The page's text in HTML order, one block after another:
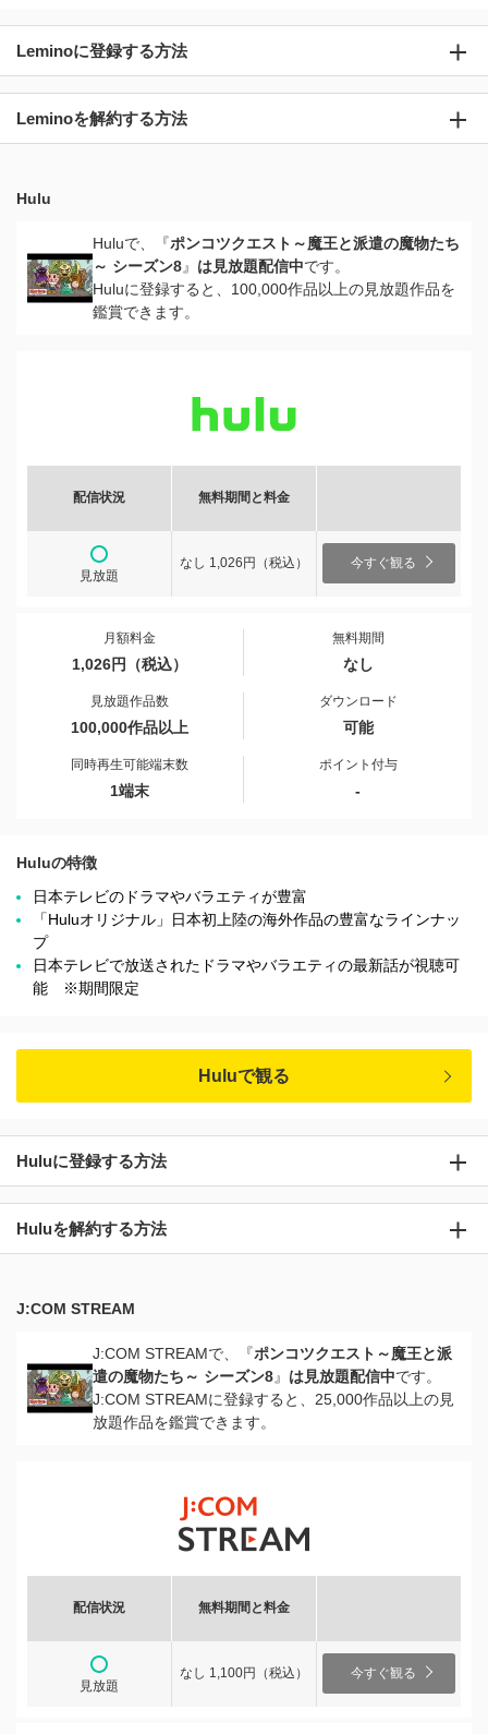
Leminoに登録する方法
Leminoを解約する方法
Hulu
Huluで、『ポンコツクエスト～魔王と派遣の魔物たち
～ シーズン8』 は見放題配信中です。
Huluに登録すると、100,000作品以上の見放題作品を
鑑賞できます。
配信状況 無料期間と料金
見放題
なし 1,026円（税込） 今すぐ観る
月額料金
1,026円（税込）
無料期間
なし
見放題作品数
100,000作品以上
ダウンロード
可能
同時再生可能端末数
1端末
ポイント付与
-
Huluの特徴
日本テレビのドラマやバラエティが豊富
「Huluオリジナル」日本初上陸の海外作品の豊富なラインナッ
プ
日本テレビで放送されたドラマやバラエティの最新話が視聴可
能 ※期間限定
Huluで観る
Huluに登録する方法
Huluを解約する方法
J:COM STREAM
J:COM STREAMで、『ポンコツクエスト～魔王と派
遣の魔物たち～ シーズン8』 は見放題配信中です。
J:COM STREAMに登録すると、25,000作品以上の見
放題作品を鑑賞できます。
配信状況 無料期間と料金
見放題
なし 1,100円（税込） 今すぐ観る